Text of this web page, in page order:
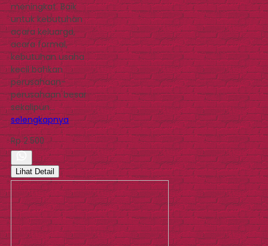
meningkat. Baik
untuk kebutuhan
acara keluarga,
acara formal,
kebutuhan usaha
kecil bahkan
perusahaan-
perusahaan besar
sekalipun…
selengkapnya
Rp 2.500
Lihat Detail